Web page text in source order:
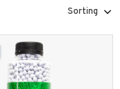
Select sorting method